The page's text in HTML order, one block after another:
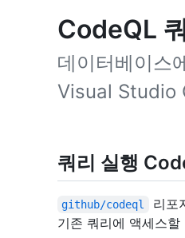
CodeQL
데이터베이스
Visual Studio
쿼리 실행
github/codeql
리포
기존 쿼리에 액세스할